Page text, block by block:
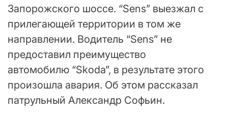
Запорожского шоссе. “Sens” выезжал с
прилегающей территории в том же
направлении. Водитель “Sens” не
предоставил преимущество
автомобилю “Skoda”, в результате этого
произошла авария. Об этом рассказал
патрульный Александр Софьин.